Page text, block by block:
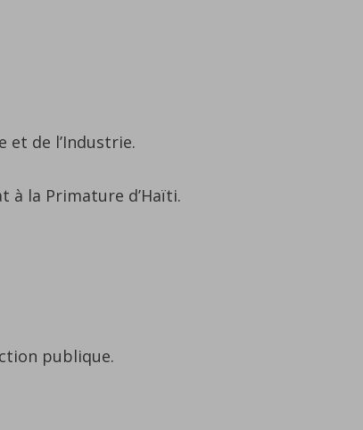
et de l’Industrie.
à la Primature d’Haïti.
publique.